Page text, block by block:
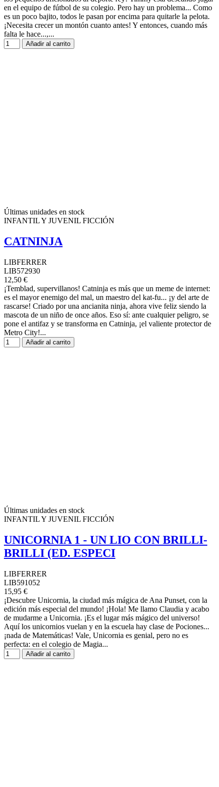
en el equipo de fútbol de su colegio. Pero hay un problema... Como
es un poco bajito, todos le pasan por encima para quitarle la pelota.
¡Necesita crecer un montón cuanto antes! Y entonces, cuando más
falta le hace...,...
Añadir al carrito
Últimas unidades en stock
INFANTIL Y JUVENIL FICCIÓN
CATNINJA
LIBFERRER
LIB572930
12,50 €
¡Temblad, supervillanos! Catninja es más que un meme de internet:
es el mayor enemigo del mal, un maestro del kat-fu... ¡y del arte de
rascarse! Criado por una ancianita ninja, ahora vive feliz siendo la
mascota de un niño de once años. Eso sí: ante cualquier peligro, se
pone el antifaz y se transforma en Catninja, ¡el valiente protector de
Metro City!...
Añadir al carrito
Últimas unidades en stock
INFANTIL Y JUVENIL FICCIÓN
UNICORNIA 1 - UN LIO CON BRILLI-
BRILLI (ED. ESPECI
LIBFERRER
LIB591052
15,95 €
¡Descubre Unicornia, la ciudad más mágica de Ana Punset, con la
edición más especial del mundo! ¡Hola! Me llamo Claudia y acabo
de mudarme a Unicornia. ¡Es el lugar más mágico del universo!
Aquí los unicornios vuelan y en la escuela hay clase de Pociones...
¡nada de Matemáticas! Vale, Unicornia es genial, pero no es
perfecta: en el colegio de Magia...
Añadir al carrito